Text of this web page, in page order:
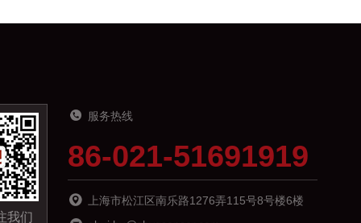
我们
服务热线
86-021-51691919
上海市松江区南乐路1276弄115号8号楼6楼